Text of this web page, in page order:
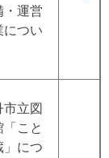
・運営
につい
市立図
「こと
」につ